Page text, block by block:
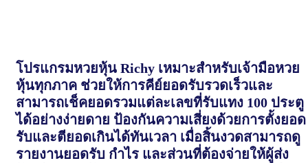
โปรแกรมหวยหุ้น Richy เหมาะสำหรับเจ้ามือหวย
หุ้นทุกภาค ช่วยให้การคีย์ยอดรับรวดเร็วและ
สามารถเช็คยอดรวมแต่ละเลขที่รับแทง 100 ประตู
ได้อย่างง่ายดาย ป้องกันความเสี่ยงด้วยการตั้งยอด
รับและตียอดเกินได้ทันเวลา เมื่อสิ้นงวดสามารถดู
รายงานยอดรับ กำไร และส่วนที่ต้องจ่ายให้ผู้ส่ง